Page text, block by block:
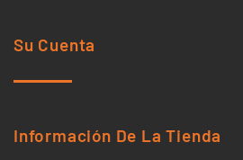
Su Cuenta
Información De La Tienda